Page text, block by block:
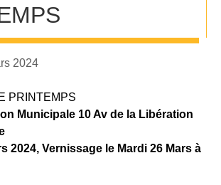
2024
PRINTEMPS
Municipale 10 Av de la Libération
2024, Vernissage le Mardi 26 Mars à